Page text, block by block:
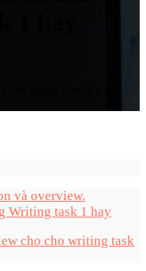
và overview.
Writing task 1 hay
cho cho writing task